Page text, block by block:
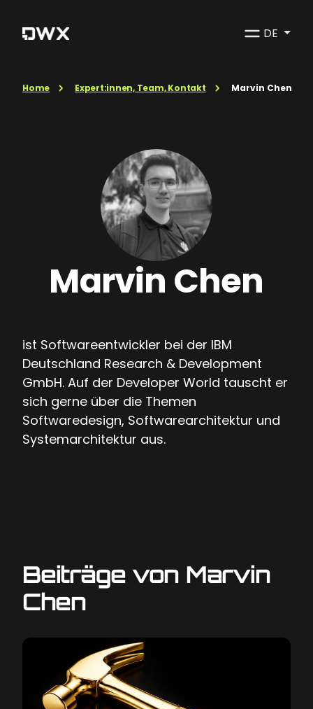
DE
Home Expert:innen, Team, Kontakt Marvin Chen
Marvin Chen
ist Softwareentwickler bei der IBM
Deutschland Research & Development
GmbH. Auf der Developer World tauscht er
sich gerne über die Themen
Softwaredesign, Softwarearchitektur und
Systemarchitektur aus.
Beiträge von Marvin
Chen